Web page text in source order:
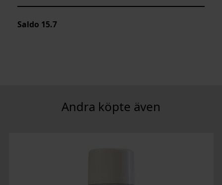
Saldo 15.7